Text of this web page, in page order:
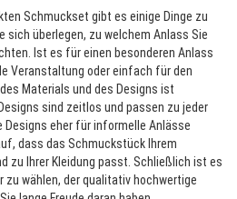
Schmuckset gibt es einige Dinge zu
sich überlegen, zu welchem Anlass Sie
Ist es für einen besonderen Anlass
Veranstaltung oder einfach für den
Materials und des Designs ist
sind zeitlos und passen zu jeder
Designs eher für informelle Anlässe
dass das Schmuckstück Ihrem
zu Ihrer Kleidung passt. Schließlich ist es
zu wählen, der qualitativ hochwertige